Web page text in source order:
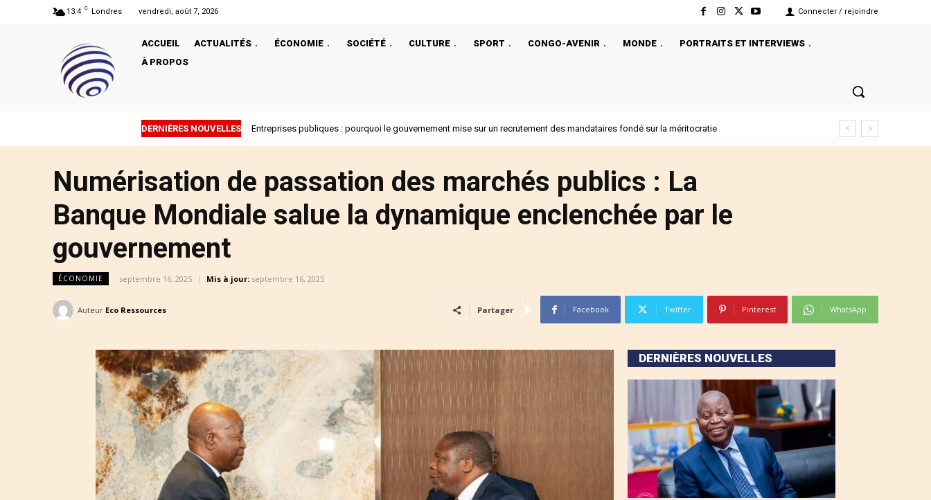
13.4 C Londres vendredi, août 7, 2026 Connecter / rejoindre
ACCUEIL ACTUALITÉS ÉCONOMIE SOCIÉTÉ CULTURE SPORT CONGO-AVENIR MONDE
PORTRAITS ET INTERVIEWS
À PROPOS
DERNIÈRES NOUVELLESEntreprises publiques : pourquoi le gouvernement mise sur un recrutement des mandataires fondé sur la méritocratie
Pourquoi Trump a choisi un ancien de la CIA comme ambassadeur au Rwanda
Numérisation de passation des marchés publics : La
Banque Mondiale salue la dynamique enclenchée par le
gouvernement
ÉCONOMIE septembre 16, 2025 Mis à jour: septembre 16, 2025
Auteur Eco Ressources Partager Facebook Twitter Pinterest WhatsApp
DERNIÈRES NOUVELLES